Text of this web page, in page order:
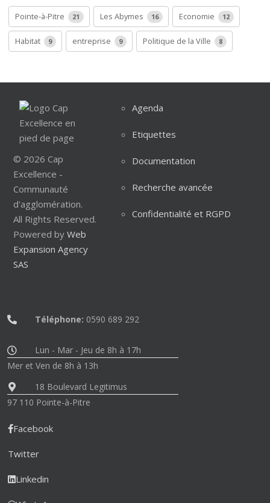
Pointe-à-Pitre 21 Les Abymes 16 Economie 12
Habitat 9 entreprise 9 Politique de la Ville 8
© 2026 Cap
Excellence -
Communauté
d'agglomération.
All Rights Reserved.
Powered by Web
Expansion Agency
SAS
Agenda
Etiquettes
Documentation
Recherche avancée
Confidentialité et RGPD
Téléphone: 0590 689 292
Lun - Mar - Jeu de 8h à 17h
Mer et Ven de 8h à 13h
18 Boulevard Legitimus
97 110 Pointe-à-Pitre
Facebook
Twitter
Linkedin